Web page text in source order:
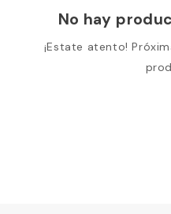
No hay
¡Estate atento!